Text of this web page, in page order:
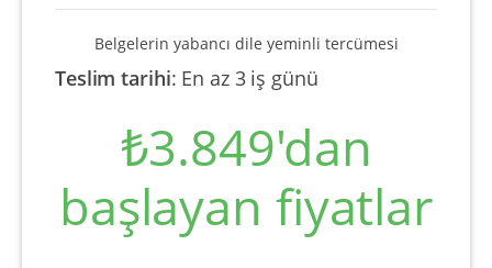
Belgelerin yabancı dile yeminli tercümesi
Teslim tarihi: En az 3 iş günü
₺3.849'dan
başlayan fiyatlar